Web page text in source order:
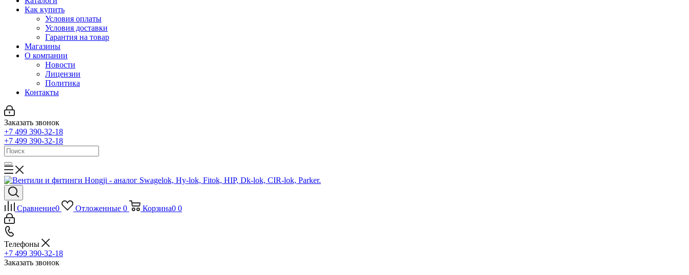
Как купить
Условия оплаты
Условия доставки
Гарантия на товар
Магазины
О компании
Новости
Лицензии
Политика
Контакты
Заказать звонок
+7 499 390-32-18
+7 499 390-32-18
Сравнение0 Отложенные 0 Корзина0 0
Телефоны
+7 499 390-32-18
Заказать звонок